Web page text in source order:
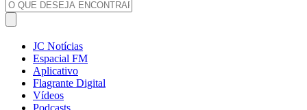
JC Notícias
Espacial FM
Aplicativo
Flagrante Digital
Vídeos